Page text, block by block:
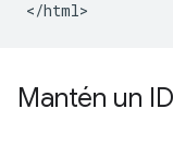
Mantén un